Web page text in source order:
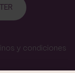
y condiciones